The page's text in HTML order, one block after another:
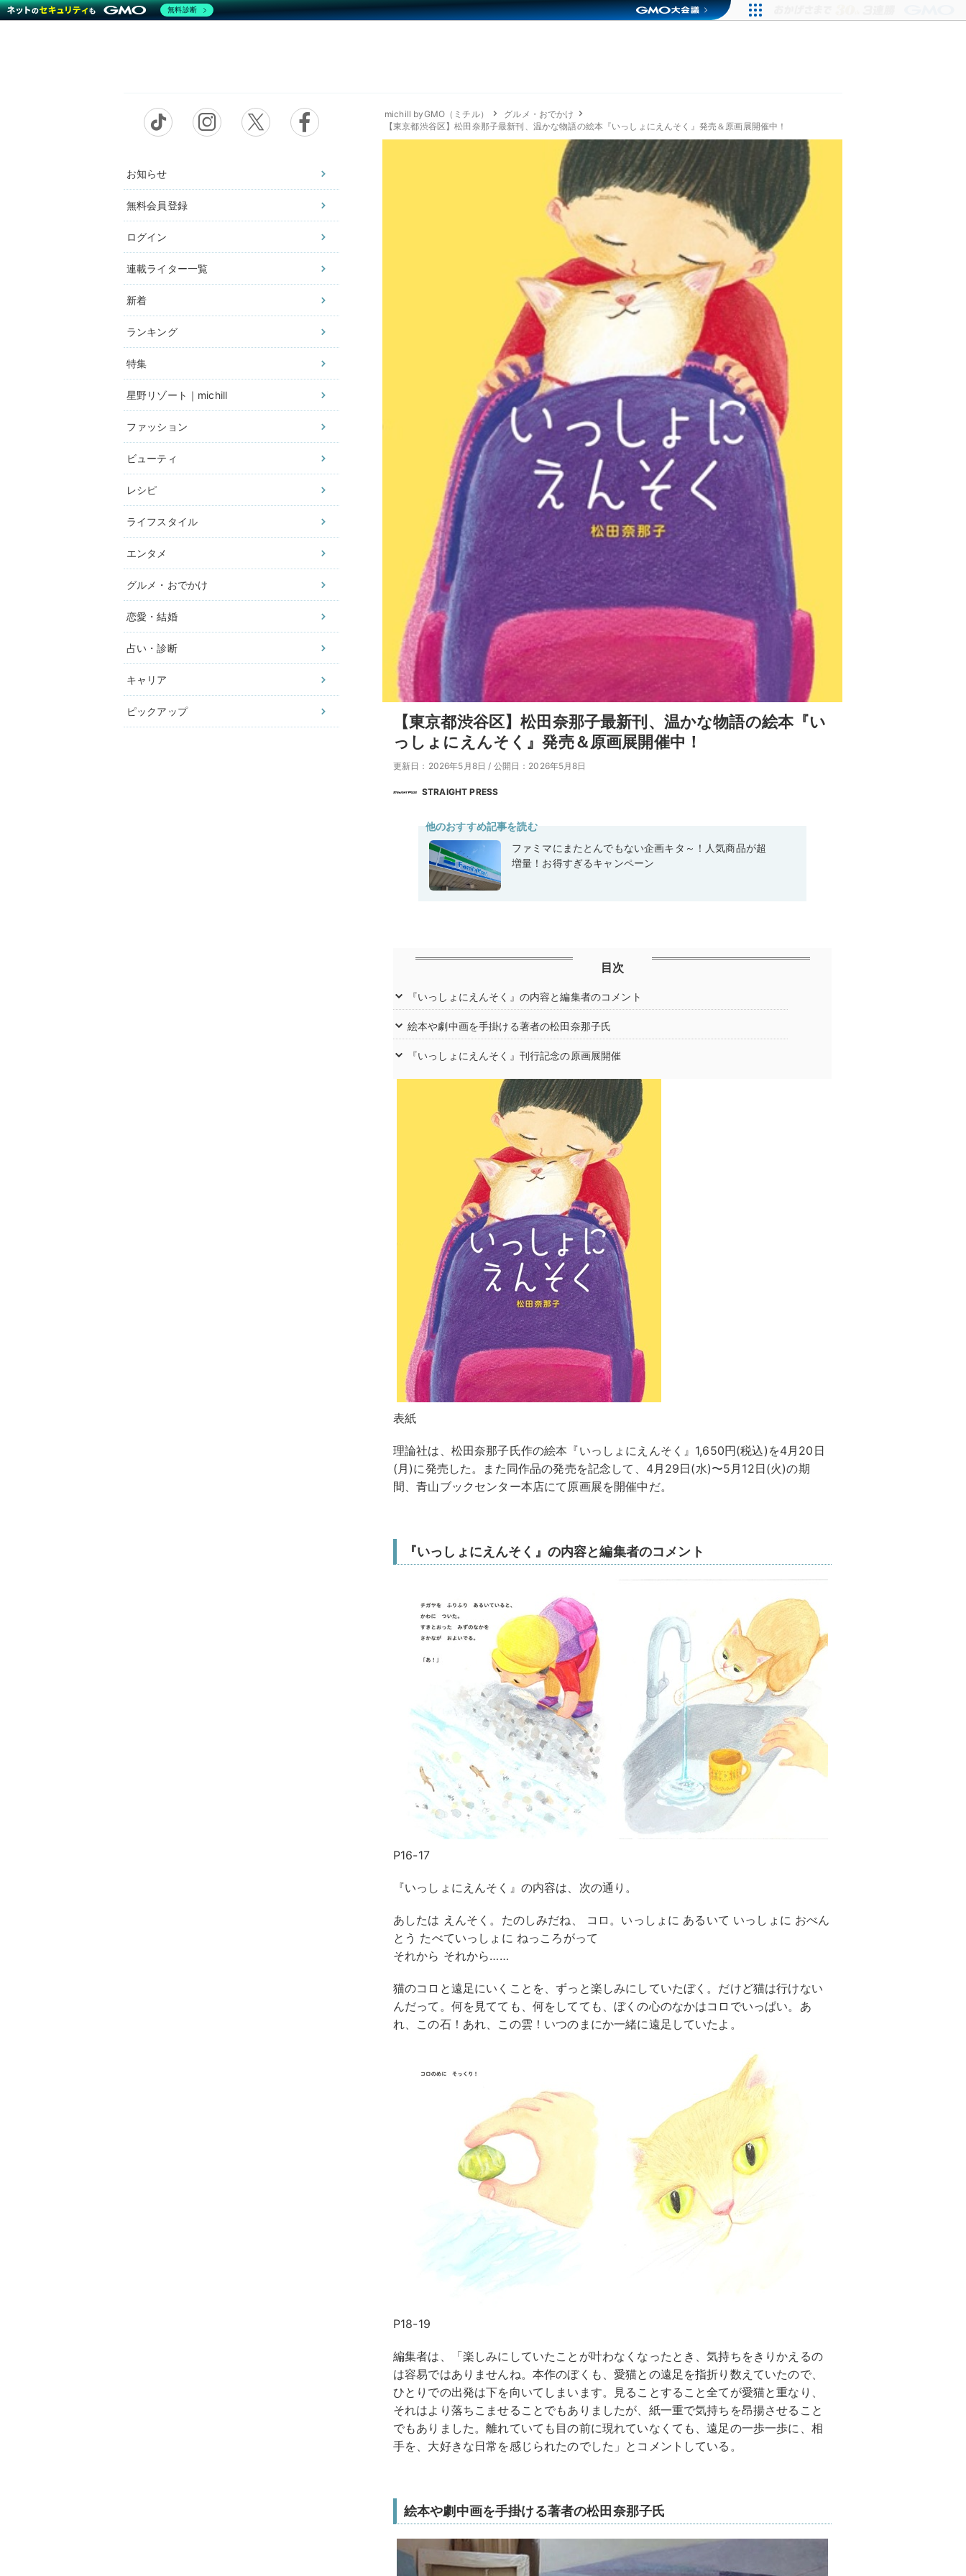
お知らせ
無料会員登録
ログイン
連載ライター一覧
新着
ランキング
特集
星野リゾート｜michill
ファッション
ビューティ
レシピ
ライフスタイル
エンタメ
グルメ・おでかけ
恋愛・結婚
占い・診断
キャリア
ピックアップ
michill byGMO（ミチル）
グルメ・おでかけ
【東京都渋谷区】松田奈那子最新刊、温かな物語の絵本『いっしょにえんそく』発売＆原画展開催中！
【東京都渋谷区】松田奈那子最新刊、温かな物語の絵本『い
っしょにえんそく』発売＆原画展開催中！
更新日：2026年5月8日 / 公開日：2026年5月8日
STRAIGHT PRESS
他のおすすめ記事を読む
ファミマにまたとんでもない企画キタ～！人気商品が超
増量！お得すぎるキャンペーン
目次
『いっしょにえんそく』の内容と編集者のコメント
絵本や劇中画を手掛ける著者の松田奈那子氏
『いっしょにえんそく』刊行記念の原画展開催
表紙
理論社は、松田奈那子氏作の絵本『いっしょにえんそく』1,650円(税込)を4月20日
(月)に発売した。また同作品の発売を記念して、4月29日(水)〜5月12日(火)の期
間、青山ブックセンター本店にて原画展を開催中だ。
『いっしょにえんそく』の内容と編集者のコメント
P16-17
『いっしょにえんそく』の内容は、次の通り。
あしたは えんそく。たのしみだね、 コロ。いっしょに あるいて いっしょに おべん
とう たべていっしょに ねっころがって
それから それから……
猫のコロと遠足にいくことを、ずっと楽しみにしていたぼく。だけど猫は行けない
んだって。何を見てても、何をしてても、ぼくの心のなかはコロでいっぱい。あ
れ、この石！あれ、この雲！いつのまにか一緒に遠足していたよ。
P18-19
編集者は、「楽しみにしていたことが叶わなくなったとき、気持ちをきりかえるの
は容易ではありませんね。本作のぼくも、愛猫との遠足を指折り数えていたので、
ひとりでの出発は下を向いてしまいます。見ることすること全てが愛猫と重なり、
それはより落ちこませることでもありましたが、紙一重で気持ちを昂揚させること
でもありました。離れていても目の前に現れていなくても、遠足の一歩一歩に、相
手を、大好きな日常を感じられたのでした」とコメントしている。
絵本や劇中画を手掛ける著者の松田奈那子氏
無料診断